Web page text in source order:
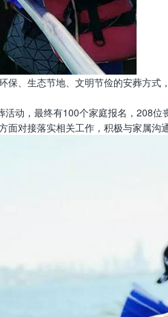
、生态节地、文明节俭的安葬方
动，最终有100个家庭报名，208
对接落实相关工作，积极与家属